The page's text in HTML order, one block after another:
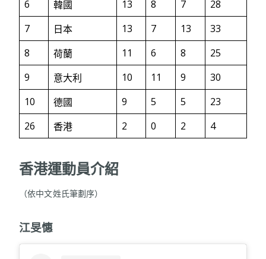
6 韓國 13 8 7
28
7
日本 13 7 13
33
8
荷蘭 11 6 8
25
9
意大利 10 11 9
30
10
德國 9 5 5
23
26
香港 2 0 2 4
香港運動員介紹
（依中文姓氏筆劃序）
江旻憓